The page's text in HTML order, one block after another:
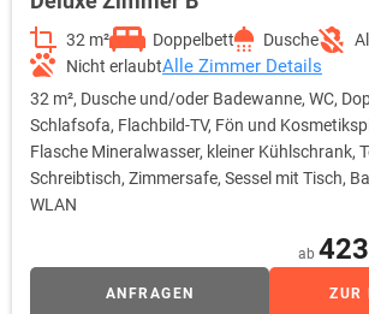
32 m² Doppelbett Dusche
Nicht erlaubtAlle Zimmer Details
32 m², Dusche und/oder Badewanne, WC,
Schlafsofa, Flachbild-TV, Fön und
Flasche Mineralwasser, kleiner Kühlschrank,
Schreibtisch, Zimmersafe, Sessel mit Tisch,
WLAN
ab
ANFRAGEN ZUR